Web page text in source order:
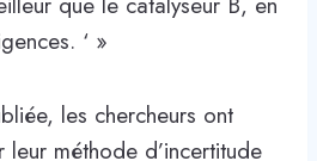
‘ »
les chercheurs ont
méthode d’incertitude